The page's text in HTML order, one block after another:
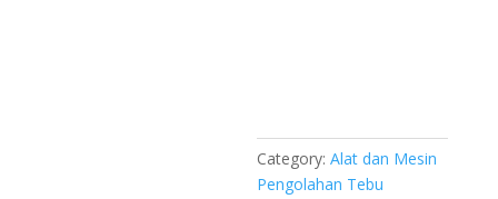
Category:Alat dan Mesin
Pengolahan Tebu